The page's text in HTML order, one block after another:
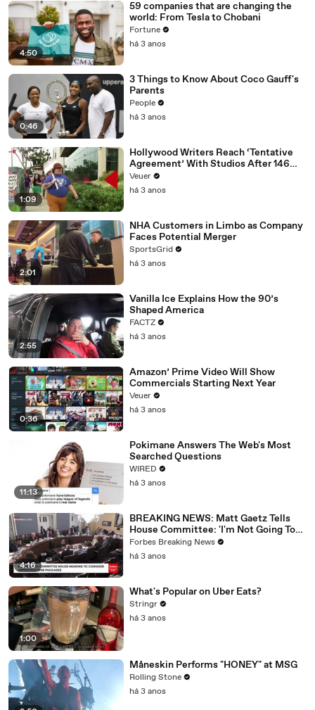
4:50
59 companies that are changing the
world: From Tesla to Chobani
Fortune
há 3 anos
0:46
3 Things to Know About Coco Gauff's
Parents
People
há 3 anos
1:09
Hollywood Writers Reach ‘Tentative
Agreement’ With Studios After 146
Day Strike
Veuer
há 3 anos
2:01
NHA Customers in Limbo as Company
Faces Potential Merger
SportsGrid
há 3 anos
2:55
Vanilla Ice Explains How the 90’s
Shaped America
FACTZ
há 3 anos
0:36
Amazon’ Prime Video Will Show
Commercials Starting Next Year
Veuer
há 3 anos
11:13
Pokimane Answers The Web's Most
Searched Questions
WIRED
há 3 anos
4:16
BREAKING NEWS: Matt Gaetz Tells
House Committee: 'I'm Not Going To
Vote For A Continuing Resolution'
Forbes Breaking News
há 3 anos
1:00
What's Popular on Uber Eats?
Stringr
há 3 anos
Måneskin Performs "HONEY" at MSG
Rolling Stone
há 3 anos